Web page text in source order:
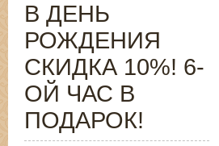
В ДЕНЬ
РОЖДЕНИЯ
СКИДКА 10%! 6-
ОЙ ЧАС В
ПОДАРОК!